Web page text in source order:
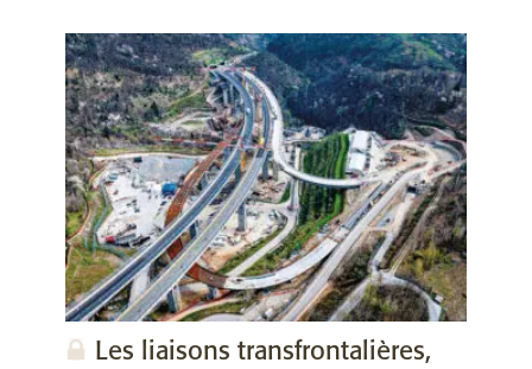
Les liaisons transfrontalières,